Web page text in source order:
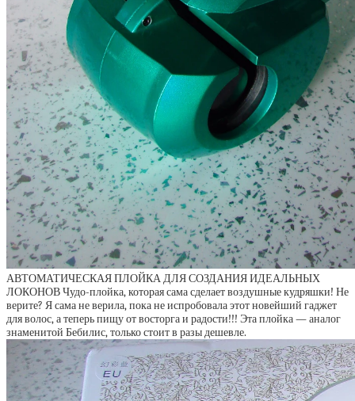
АВТОМАТИЧЕСКАЯ ПЛОЙКА ДЛЯ СОЗДАНИЯ ИДЕАЛЬНЫХ
ЛОКОНОВ Чудо-плойка, которая сама сделает воздушные кудряшки! Не
верите? Я сама не верила, пока не испробовала этот новейший гаджет
для волос, а теперь пищу от восторга и радости!!! Эта плойка — аналог
знаменитой Бебилис, только стоит в разы дешевле.